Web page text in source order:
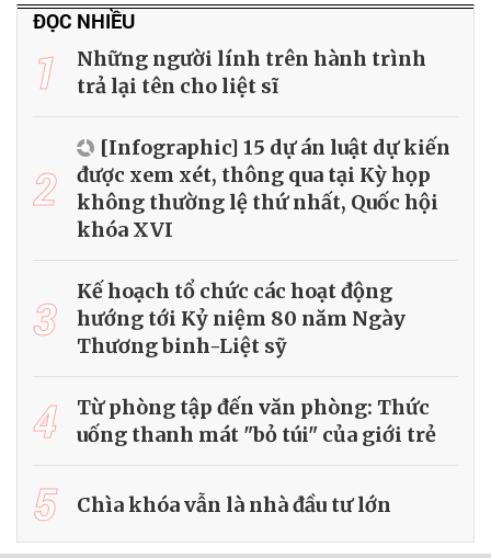
ĐỌC NHIỀU
1
Những người lính trên hành trình
trả lại tên cho liệt sĩ
2
[Infographic] 15 dự án luật dự kiến
được xem xét, thông qua tại Kỳ họp
không thường lệ thứ nhất, Quốc hội
khóa XVI
3
Kế hoạch tổ chức các hoạt động
hướng tới Kỷ niệm 80 năm Ngày
Thương binh-Liệt sỹ
4
Từ phòng tập đến văn phòng: Thức
uống thanh mát "bỏ túi" của giới trẻ
5 Chìa khóa vẫn là nhà đầu tư lớn